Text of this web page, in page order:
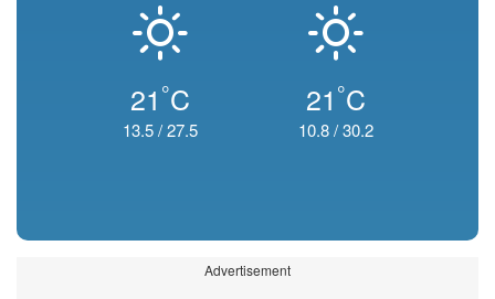
21 °C
13.5/27.5
21 °C
10.8/30.2
Advertisement